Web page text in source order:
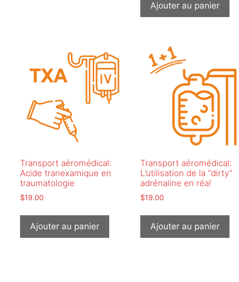
Ajouter au panier
Transport aéromédical:
Acide tranexamique en
traumatologie
$19.00
Ajouter au panier
Transport aéromédical:
L’utilisation de la “dirty”
adrénaline en réa!
$19.00
Ajouter au panier